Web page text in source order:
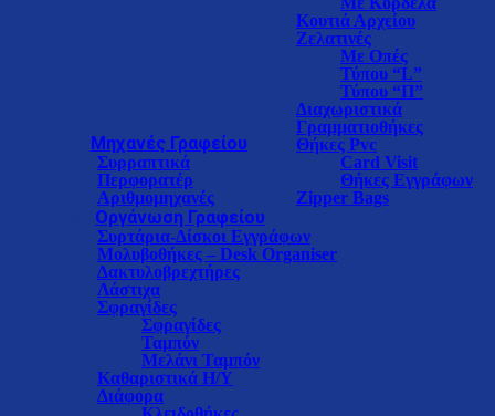
Μηχανές Γραφείου
Συρραπτικά
Περφορατέρ
Αριθμομηχανές
Κουτιά Αρχείου
Ζελατινές
Με Οπές
Τύπου “L”
Τύπου “Π”
Διαχωριστικά
Γραμματιοθήκες
Θήκες Pvc
Card Visit
Θήκες Εγγράφων
Zipper Bags
Oργάνωση Γραφείου
Συρτάρια-Δίσκοι Eγγράφων
Μολυβοθήκες – Desk Organiser
Δακτυλοβρεχτήρες
Λάστιχα
Σφραγίδες
Σφραγίδες
Ταμπόν
Μελάνι Ταμπόν
Καθαριστικά Η/Υ
Διάφορα